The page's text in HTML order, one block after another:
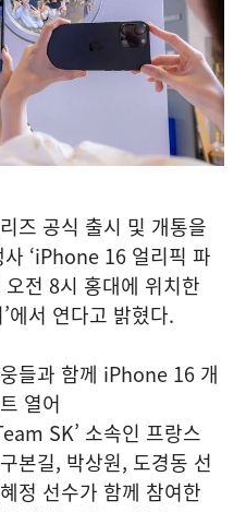
즈 공식 출시 및 개통을
‘iPhone 16 얼리픽 파
전 8시 홍대에 위치한
에서 연다고 밝혔다.
들과 함께 iPhone 16 개
열어
SK’ 소속인 프랑스
본길, 박상원, 도경동 선
정 선수가 함께 참여한